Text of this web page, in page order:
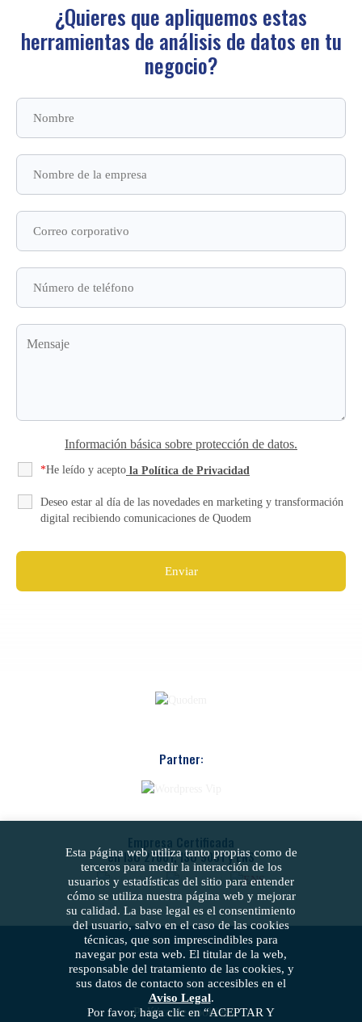
¿Quieres que apliquemos estas
herramientas de análisis de datos en tu
negocio?
Información básica sobre protección de datos.
He leído y acepto
* la Política de Privacidad
Deseo estar al día de las novedades en marketing y transformación
digital recibiendo comunicaciones de Quodem
Partner:
Empresa Certificada
en ISO 27001, ISO 9001 y ENS
Política de cookies
Esta página web utiliza tanto propias como de
terceros para medir la interacción de los
usuarios y estadísticas del sitio para entender
cómo se utiliza nuestra página web y mejorar
su calidad. La base legal es el consentimiento
del usuario, salvo en el caso de las cookies
técnicas, que son imprescindibles para
navegar por esta web. El titular de la web,
responsable del tratamiento de las cookies, y
sus datos de contacto son accesibles en el
Aviso Legal.
Por favor, haga clic en “ACEPTAR Y